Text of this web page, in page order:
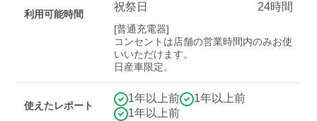
すべて 中速-20kW-以上 急速-44kW-以上
利用可能時間
祝祭日
24時間
[普通充電器]
コンセントは店舗の営業時間内のみお使
いいただけます。
日産車限定。
使えたレポート
1年以上前
1年以上前
1年以上前